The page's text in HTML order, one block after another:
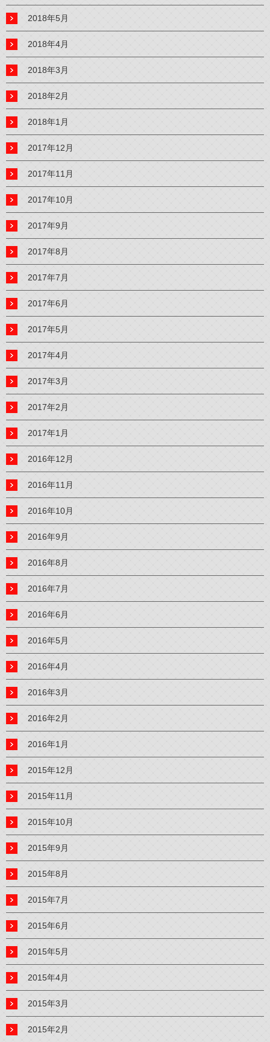
2018年5月
2018年4月
2018年3月
2018年2月
2018年1月
2017年12月
2017年11月
2017年10月
2017年9月
2017年8月
2017年7月
2017年6月
2017年5月
2017年4月
2017年3月
2017年2月
2017年1月
2016年12月
2016年11月
2016年10月
2016年9月
2016年8月
2016年7月
2016年6月
2016年5月
2016年4月
2016年3月
2016年2月
2016年1月
2015年12月
2015年11月
2015年10月
2015年9月
2015年8月
2015年7月
2015年6月
2015年5月
2015年4月
2015年3月
2015年2月